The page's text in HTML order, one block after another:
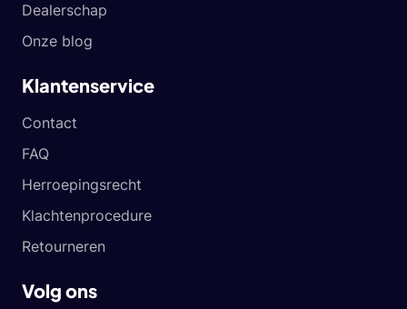
Dealerschap
Onze blog
Klantenservice
Contact
FAQ
Herroepingsrecht
Klachtenprocedure
Retourneren
Volg ons